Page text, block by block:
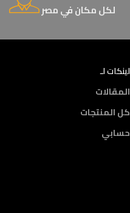
لكل مكان في مصر
لينكات لـ
المقالات
كل المنتجات
حسابي